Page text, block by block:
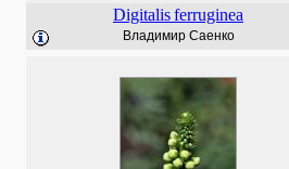
Digitalisferruginea
Владимир Саенко